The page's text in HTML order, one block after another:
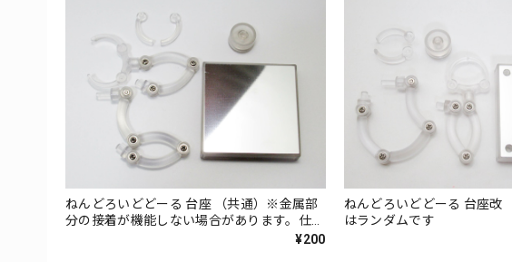
ねんどろいどどーる 台座 （共通）※金属部
分の接着が機能しない場合があります。仕様
¥200
ねんどろいどどーる 台座改（共通）※先端
はランダムです